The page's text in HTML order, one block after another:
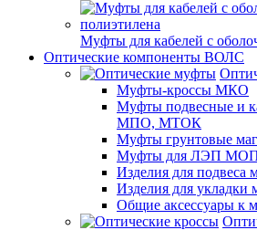
Муфты для кабелей с
Оптические компоненты ВОЛС
Муфты-кроссы МКО
Муфты подвесные и
МПО, МТОК
Муфты грунтовые
Муфты для ЛЭП
Изделия для подвеса
Изделия для укладки
Общие аксессуары к